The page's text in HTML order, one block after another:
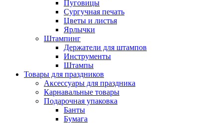
Пуговицы
Сургучная печать
Цветы и листья
Ярлычки
Штампинг
Держатели для штампов
Инструменты
Штампы
Товары для праздников
Аксессуары для праздника
Карнавальные товары
Подарочная упаковка
Банты
Бумага